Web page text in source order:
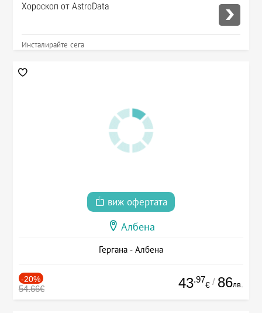
Хороскоп от AstroData
Инсталирайте сега
виж офертата
Албена
Гергана - Албена
-20%
54.66€ 43.97
€ / 86лв.